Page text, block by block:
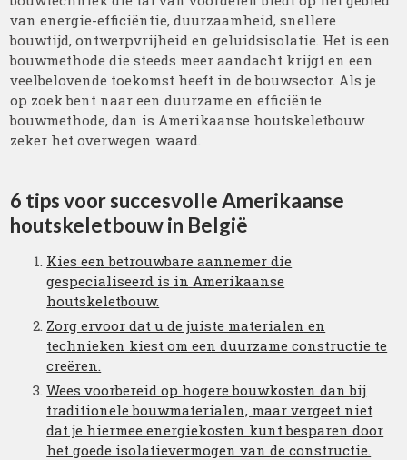
van energie-efficiëntie, duurzaamheid, snellere
bouwtijd, ontwerpvrijheid en geluidsisolatie. Het is een
bouwmethode die steeds meer aandacht krijgt en een
veelbelovende toekomst heeft in de bouwsector. Als je
op zoek bent naar een duurzame en efficiënte
bouwmethode, dan is Amerikaanse houtskeletbouw
zeker het overwegen waard.
6 tips voor succesvolle Amerikaanse
houtskeletbouw in België
Kies een betrouwbare aannemer die
gespecialiseerd is in Amerikaanse
houtskeletbouw.
Zorg ervoor dat u de juiste materialen en
technieken kiest om een duurzame constructie te
creëren.
Wees voorbereid op hogere bouwkosten dan bij
traditionele bouwmaterialen, maar vergeet niet
dat je hiermee energiekosten kunt besparen door
het goede isolatievermogen van de constructie.